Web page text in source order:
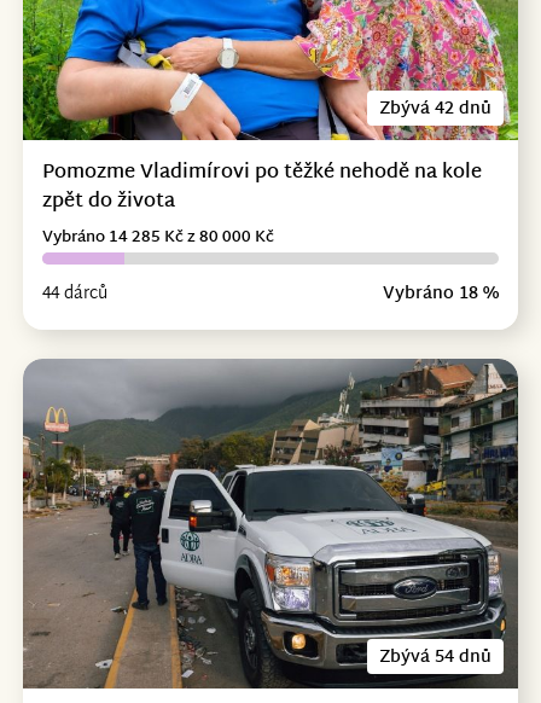
Zbývá 42 dnů
Pomozme Vladimírovi po těžké nehodě na kole
zpět do života
44 dárců Vybráno 18 %
Vybráno 14 285 Kč z 80 000 Kč
Zbývá 54 dnů